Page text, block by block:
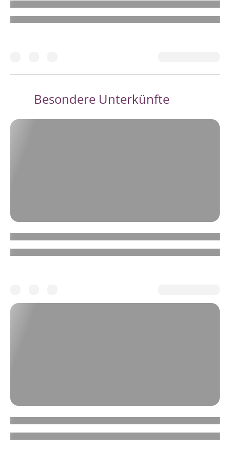
Besondere Unterkünfte